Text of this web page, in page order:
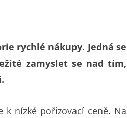
rychlé nákupy. Jedná se
zamyslet se nad tím,
k nízké pořizovací ceně. Na